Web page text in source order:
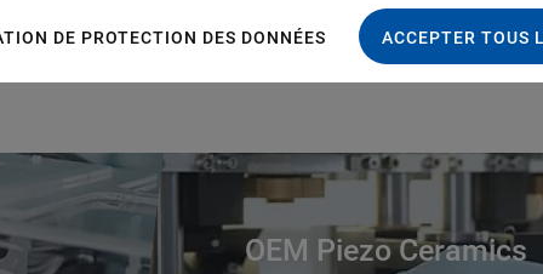
DE PROTECTION DES DONNÉES ACCEPTER TOUS
or new findings in the most diverse disciplines
as project budget, operational cost, lead times, or
OEM Piezo Ceramics